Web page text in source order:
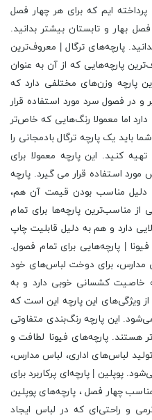
ایم که برای هر چهار فصل
بهار و تابستان بیشتر بدانید.
پارچه‌های ترگال | معروف‌ترین
پارچه‌هایی که از آن به عنوان
پارچه وزن‌های مختلفی دارد که
و در فصول سرد مورد استفاده قرار
اما معمولا رنگ‌هایی که خاص‌تر
باید یک پارچه ترگال بادمجانی را
کنید. این پارچه معمولا برای
استفاده قرار می‌ گیرد. پارچه
دلیل مناسب بودن قیمت آن هم،
از مناسب‌ترین پارچه‌ها برای تمام
دارد و هم به دلیل قابلیت چاپ
| پارچه‌هایی برای تمام فصول.
مدارس، برای دوخت لباس‌های خود
خاصیت کشسانی خوبی دارد و به
ویژگی‌های این پارچه این است که
این پارچه رنگ‌بندی متفاوتی
هستند. پارچه‌های فیونا لطافت و
لباس‌های اداری، لباس مدارس،
پوپلین | پارچه‌ای پرکاربرد برای
چهار فصل ، پارچه‌های پوپلین
و راحتی‌ای که در لباس ایجاد